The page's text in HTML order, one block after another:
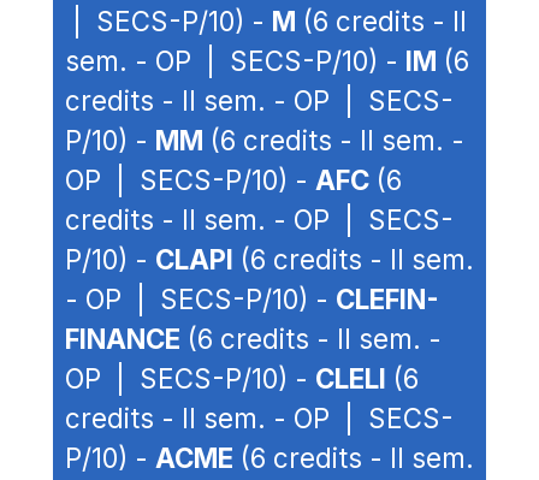
| SECS-P/10) - M (6 credits - II
sem. - OP | SECS-P/10) - IM (6
credits - II sem. - OP | SECS-
P/10) - MM (6 credits - II sem. -
OP | SECS-P/10) - AFC (6
credits - II sem. - OP | SECS-
P/10) - CLAPI (6 credits - II sem.
- OP | SECS-P/10) - CLEFIN-
FINANCE (6 credits - II sem. -
OP | SECS-P/10) - CLELI (6
credits - II sem. - OP | SECS-
P/10) - ACME (6 credits - II sem.